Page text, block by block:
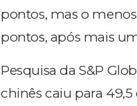
pontos, mas o
pontos, após mais
Pesquisa da S&P
chinês caiu para